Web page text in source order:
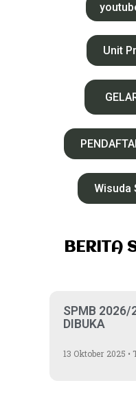
Unit
Wisuda
BERITA
SPMB 2026/
DIBUKA
13 Oktober 2025